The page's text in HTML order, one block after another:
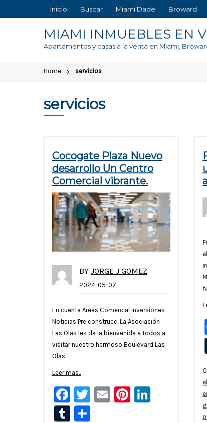
to
Inicio Buscar Miami Dade Broward
MIAMI INMUEBLES EN
Apartamentos y casas a la venta en Miami,
Home servicios
servicios
Cocogate Plaza Nuevo
desarrollo Un Centro
Comercial vibrante.
BY JORGE J GOMEZ
2024-05-07
En cuenta Areas Comercial Inversiones
Noticias Pre construcc. La Asociación
Las Olas les da la bienvenida a todos a
visitar nuestro hermoso Boulevard Las
Olas
Leer mas..
Facebook
Twitter
EmailPinterest
Tumblr